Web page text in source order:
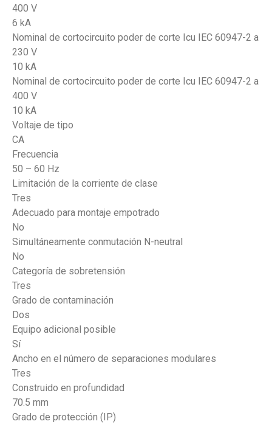
400 V
6 kA
Nominal de cortocircuito poder de corte Icu IEC 60947-2 a
230 V
10 kA
Nominal de cortocircuito poder de corte Icu IEC 60947-2 a
400 V
10 kA
Voltaje de tipo
CA
Frecuencia
50 – 60 Hz
Limitación de la corriente de clase
Tres
Adecuado para montaje empotrado
No
Simultáneamente conmutación N-neutral
No
Categoría de sobretensión
Tres
Grado de contaminación
Dos
Equipo adicional posible
Sí
Ancho en el número de separaciones modulares
Tres
Construido en profundidad
70.5 mm
Grado de protección (IP)